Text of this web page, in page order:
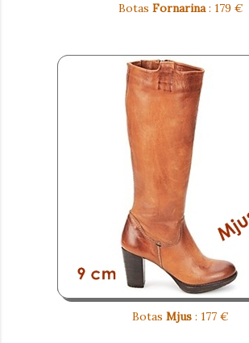
Botas Fornarina : 179 €
Botas Mjus : 177 €